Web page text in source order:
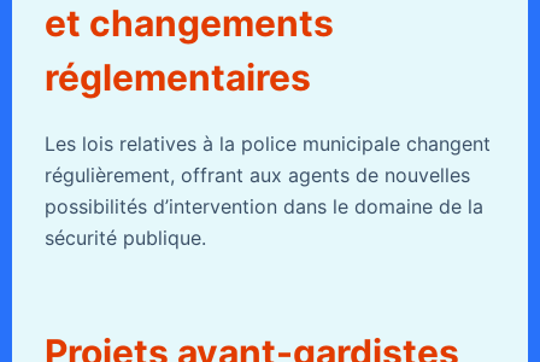
et changements
réglementaires
Les lois relatives à la police municipale changent
régulièrement, offrant aux agents de nouvelles
possibilités d’intervention dans le domaine de la
sécurité publique.
Projets avant-gardistes